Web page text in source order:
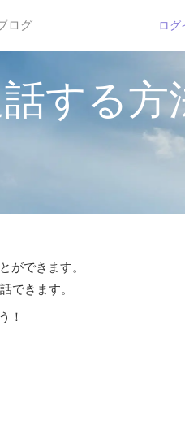
ログ ログ
する方
ができます。
できます。
！